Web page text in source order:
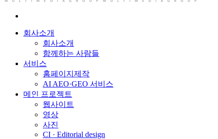
회사소개
회사소개
함께하는 사람들
서비스
홈페이지제작
AI AEO·GEO 서비스
메인 프로젝트
웹사이트
영상
사진
CI · Editorial design